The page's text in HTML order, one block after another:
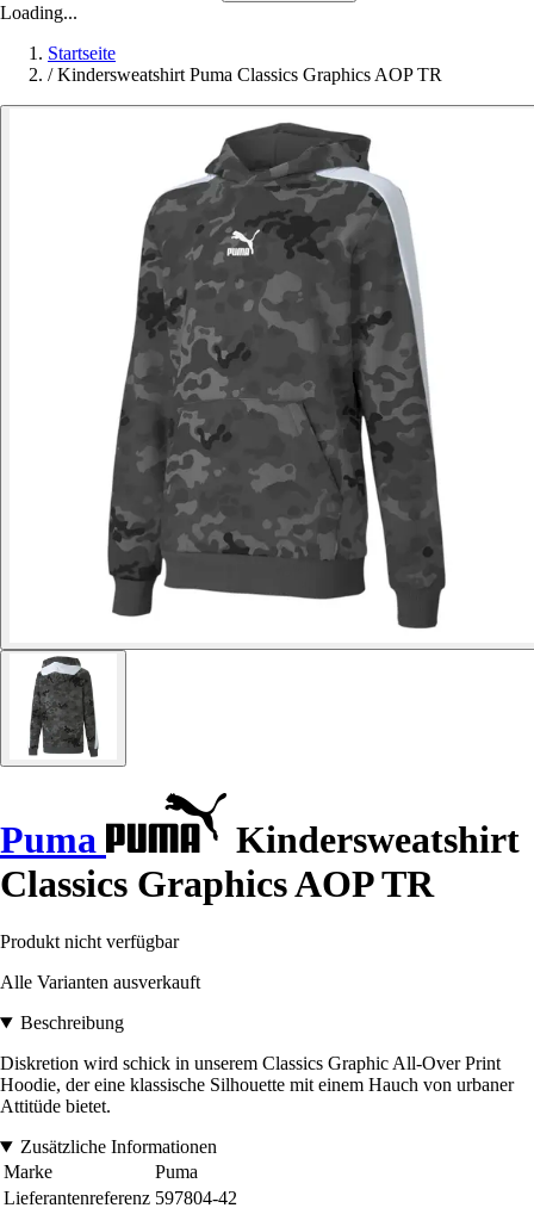
Loading...
Startseite
/ Kindersweatshirt Puma Classics Graphics AOP TR
Puma
Kindersweatshirt
Classics Graphics AOP TR
Produkt nicht verfügbar
Alle Varianten ausverkauft
Beschreibung
Diskretion wird schick in unserem Classics Graphic All-Over Print
Hoodie, der eine klassische Silhouette mit einem Hauch von urbaner
Attitüde bietet.
Zusätzliche Informationen
Marke
Puma
Lieferantenreferenz 597804-42